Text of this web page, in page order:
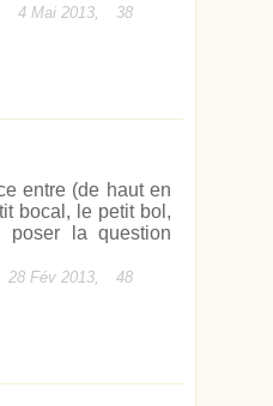
4 Mai 2013, 38
entre (de haut en
bocal, le petit bol,
la question
28 Fév 2013, 48